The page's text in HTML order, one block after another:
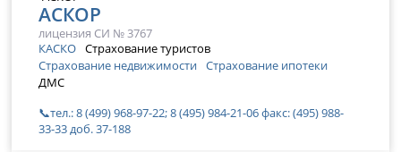
АСКОР
лицензия СИ № 3767
КАСКО Страхование туристов
Страхование недвижимости Страхование ипотеки
ДМС
📞тел.: 8 (499) 968-97-22; 8 (495) 984-21-06 факс: (495) 988-
33-33 доб. 37-188